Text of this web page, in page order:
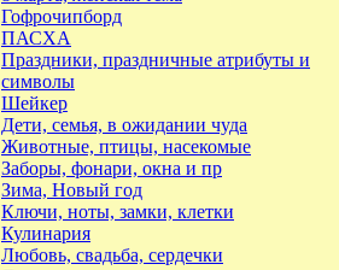
Гофрочипборд
ПАСХА
Праздники, праздничные атрибуты и
символы
Шейкер
Дети, семья, в ожидании чуда
Животные, птицы, насекомые
Заборы, фонари, окна и пр
Зима, Новый год
Ключи, ноты, замки, клетки
Кулинария
Любовь, свадьба, сердечки